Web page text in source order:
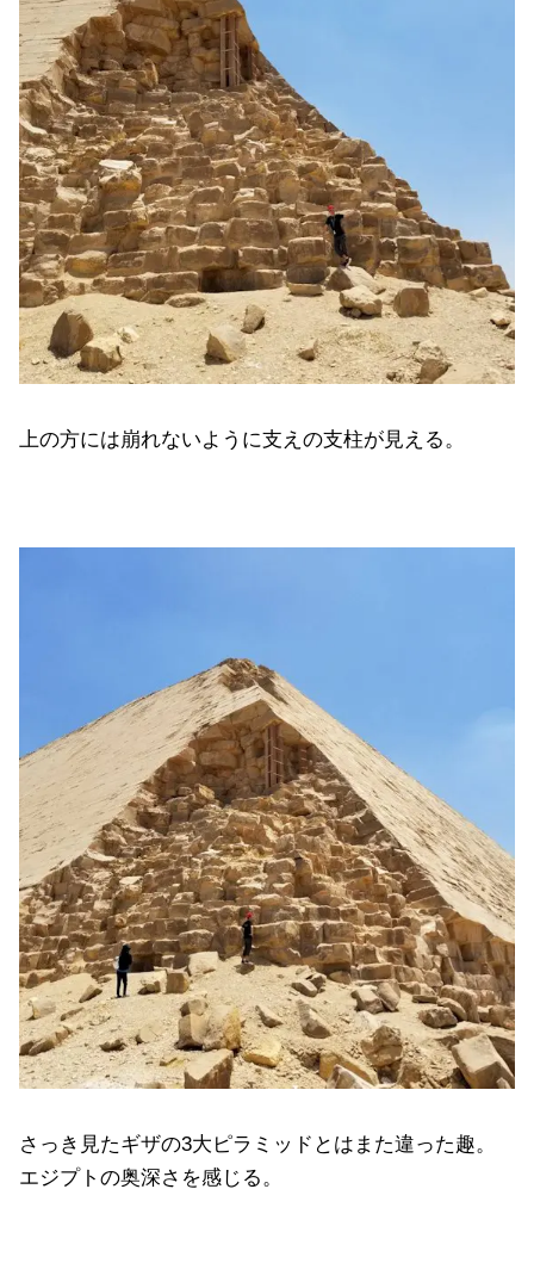
上の方には崩れないように支えの支柱が見える。
さっき見たギザの3大ピラミッドとはまた違った趣。
エジプトの奥深さを感じる。